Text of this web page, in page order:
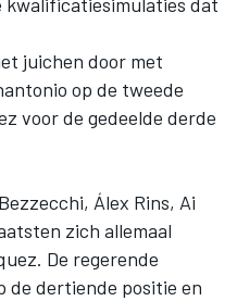
juichen door met
op de tweede
voor de gedeelde derde
Álex Rins, Ai
zich allemaal
. De regerende
de dertiende positie en